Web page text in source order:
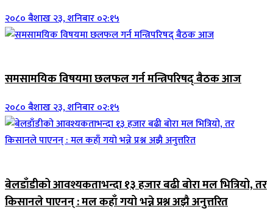
२०८० बैशाख २३, शनिबार ०२:१५
समसामयिक विषयमा छलफल गर्न मन्त्रिपरिषद् बैठक आज
२०८० बैशाख २३, शनिबार ०२:१५
बेलडाँडीको आवश्यकताभन्दा १३ हजार बढी बोरा मल भित्रियो, तर
किसानले पाएनन् : मल कहाँ गयो भन्ने प्रश्न अझै अनुत्तरित